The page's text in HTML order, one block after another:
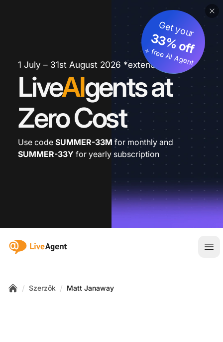
1 July – 31st August 2026 *extended
LiveAIgents at
Zero Cost
Get your
33% off
+ free AI Agent
Use code SUMMER-33M for monthly and
SUMMER-33Y for yearly subscription
:site.title
/ Szerzők / Matt Janaway